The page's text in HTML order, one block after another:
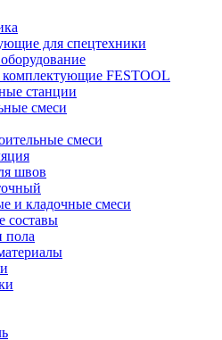
для спецтехники
комплектующие FESTOOL
станции
смеси
смеси
швов
и кладочные смеси
составы
пола